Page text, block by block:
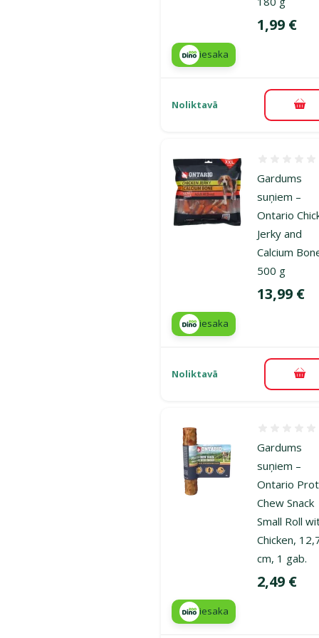
Cena
1,99 €
iesaka
Noliktavā
Gardums
suņiem –
Ontario
Jerky and
Calcium
500 g
Cena
13,99 €
iesaka
Noliktavā
Gardums
suņiem –
Ontario
Chew Snack
Small Roll
Chicken,
cm, 1 gab.
Cena
2,49 €
iesaka